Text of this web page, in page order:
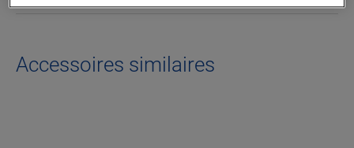
Accessoires similaires